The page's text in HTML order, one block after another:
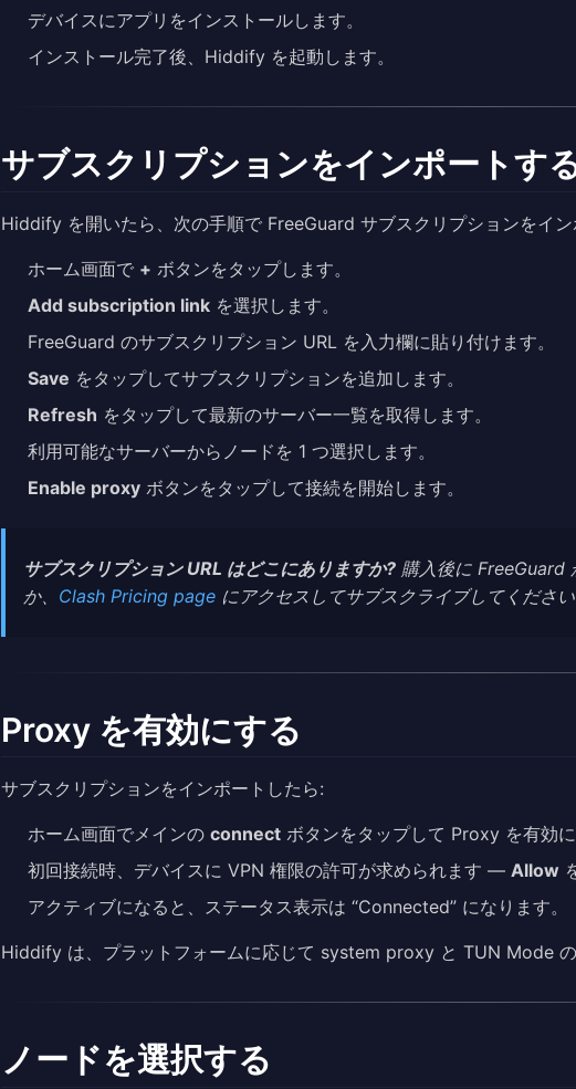
デバイスにアプリをインストールします。
インストール完了後、Hiddify を起動します。
サブスクリプションをインポートす
Hiddify を開いたら、次の手順で FreeGuard サブスクリプションをイン
ホーム画面で + ボタンをタップします。
Add subscription link を選択します。
FreeGuard のサブスクリプション URL を入力欄に貼り付けます。
Save をタップしてサブスクリプションを追加します。
Refresh をタップして最新のサーバー一覧を取得します。
利用可能なサーバーからノードを 1 つ選択します。
Enable proxy ボタンをタップして接続を開始します。
サブスクリプション URL はどこにありますか? 購入後に FreeGuard
か、 Clash Pricing page にアクセスしてサブスクライブしてください
Proxy を有効にする
サブスクリプションをインポートしたら:
ホーム画面でメインの connect ボタンをタップして Proxy を有効に
初回接続時、デバイスに VPN 権限の許可が求められます — Allow
アクティブになると、ステータス表示は “Connected” になります。
Hiddify は、プラットフォームに応じて system proxy と TUN Mode の
ノードを選択する